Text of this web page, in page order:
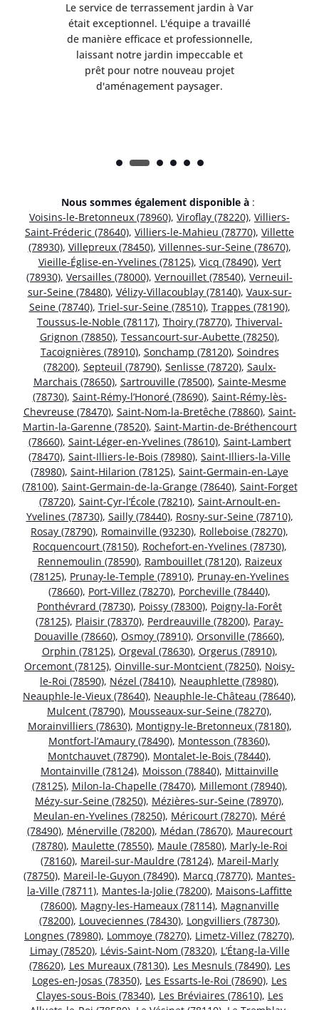
Le service de terrassement jardin à Var
était exceptionnel. L'équipe a travaillé
de manière efficace et professionnelle,
laissant notre jardin impeccable et
prêt pour notre nouveau projet
d'aménagement paysager.
Nous sommes également disponible à :
Voisins-le-Bretonneux (78960), Viroflay (78220), Villiers-
Saint-Fréderic (78640), Villiers-le-Mahieu (78770), Villette
(78930), Villepreux (78450), Villennes-sur-Seine (78670),
Vieille-Église-en-Yvelines (78125), Vicq (78490), Vert
(78930), Versailles (78000), Vernouillet (78540), Verneuil-
sur-Seine (78480), Vélizy-Villacoublay (78140), Vaux-sur-
Seine (78740), Triel-sur-Seine (78510), Trappes (78190),
Toussus-le-Noble (78117), Thoiry (78770), Thiverval-
Grignon (78850), Tessancourt-sur-Aubette (78250),
Tacoignières (78910), Sonchamp (78120), Soindres
(78200), Septeuil (78790), Senlisse (78720), Saulx-
Marchais (78650), Sartrouville (78500), Sainte-Mesme
(78730), Saint-Rémy-l’Honoré (78690), Saint-Rémy-lès-
Chevreuse (78470), Saint-Nom-la-Bretêche (78860), Saint-
Martin-la-Garenne (78520), Saint-Martin-de-Bréthencourt
(78660), Saint-Léger-en-Yvelines (78610), Saint-Lambert
(78470), Saint-Illiers-le-Bois (78980), Saint-Illiers-la-Ville
(78980), Saint-Hilarion (78125), Saint-Germain-en-Laye
(78100), Saint-Germain-de-la-Grange (78640), Saint-Forget
(78720), Saint-Cyr-l’École (78210), Saint-Arnoult-en-
Yvelines (78730), Sailly (78440), Rosny-sur-Seine (78710),
Rosay (78790), Romainville (93230), Rolleboise (78270),
Rocquencourt (78150), Rochefort-en-Yvelines (78730),
Rennemoulin (78590), Rambouillet (78120), Raizeux
(78125), Prunay-le-Temple (78910), Prunay-en-Yvelines
(78660), Port-Villez (78270), Porcheville (78440),
Ponthévrard (78730), Poissy (78300), Poigny-la-Forêt
(78125), Plaisir (78370), Perdreauville (78200), Paray-
Douaville (78660), Osmoy (78910), Orsonville (78660),
Orphin (78125), Orgeval (78630), Orgerus (78910),
Orcemont (78125), Oinville-sur-Montcient (78250), Noisy-
le-Roi (78590), Nézel (78410), Neauphlette (78980),
Neauphle-le-Vieux (78640), Neauphle-le-Château (78640),
Mulcent (78790), Mousseaux-sur-Seine (78270),
Morainvilliers (78630), Montigny-le-Bretonneux (78180),
Montfort-l’Amaury (78490), Montesson (78360),
Montchauvet (78790), Montalet-le-Bois (78440),
Montainville (78124), Moisson (78840), Mittainville
(78125), Milon-la-Chapelle (78470), Millemont (78940),
Mézy-sur-Seine (78250), Mézières-sur-Seine (78970),
Meulan-en-Yvelines (78250), Méricourt (78270), Méré
(78490), Ménerville (78200), Médan (78670), Maurecourt
(78780), Maulette (78550), Maule (78580), Marly-le-Roi
(78160), Mareil-sur-Mauldre (78124), Mareil-Marly
(78750), Mareil-le-Guyon (78490), Marcq (78770), Mantes-
la-Ville (78711), Mantes-la-Jolie (78200), Maisons-Laffitte
(78600), Magny-les-Hameaux (78114), Magnanville
(78200), Louveciennes (78430), Longvilliers (78730),
Longnes (78980), Lommoye (78270), Limetz-Villez (78270),
Limay (78520), Lévis-Saint-Nom (78320), L’Étang-la-Ville
(78620), Les Mureaux (78130), Les Mesnuls (78490), Les
Loges-en-Josas (78350), Les Essarts-le-Roi (78690), Les
Clayes-sous-Bois (78340), Les Bréviaires (78610), Les